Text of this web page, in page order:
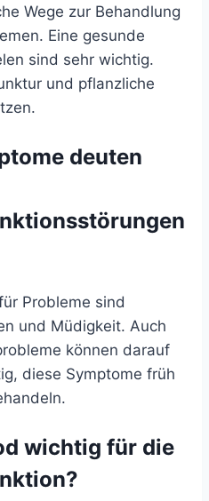
Wege zur Behandlung
Eine gesunde
sind sehr wichtig.
und pflanzliche
deuten
Probleme sind
und Müdigkeit. Auch
können darauf
diese Symptome früh
wichtig für die